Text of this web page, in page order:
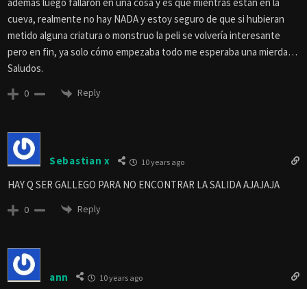
cueva, realmente no hay NADA y estoy seguro de que si hubieran
metido alguna criatura o monstruo la peli se volvería interesante
pero en fin, ya solo cómo empezaba todo me esperaba una mierda…
Saludos.
0 Reply
Sebastian x 10 years ago
HAY Q SER GALLEGO PARA NO ENCONTRAR LA SALIDA AJAJAJA
0 Reply
ann 10 years ago